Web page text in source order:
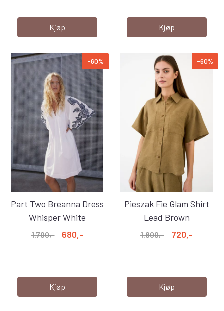
Kjøp Kjøp
-60%
Part Two Breanna Dress
Whisper White
1.700,- 680,-
Kjøp
-60%
Pieszak Fie Glam Shirt
Lead Brown
1.800,- 720,-
Kjøp